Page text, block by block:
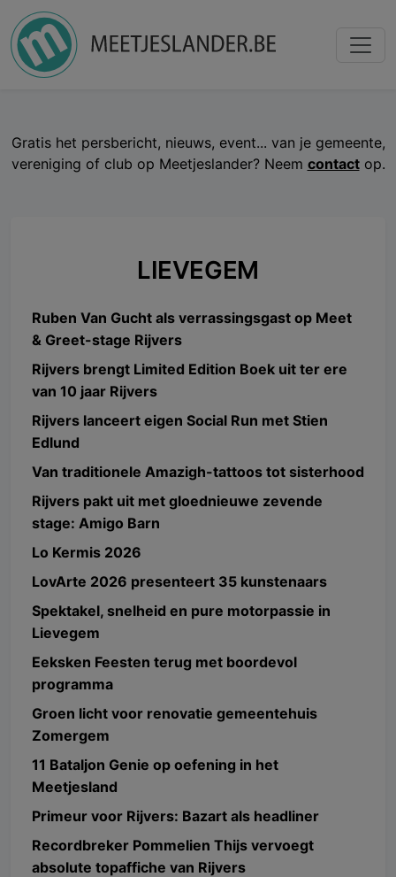
Gratis het persbericht, nieuws, event... van je gemeente,
vereniging of club op Meetjeslander? Neem contactop.
LIEVEGEM
Ruben Van Gucht als verrassingsgast op Meet
& Greet-stage Rijvers
Rijvers brengt Limited Edition Boek uit ter ere
van 10 jaar Rijvers
Rijvers lanceert eigen Social Run met Stien
Edlund
Van traditionele Amazigh-tattoos tot sisterhood
Rijvers pakt uit met gloednieuwe zevende
stage: Amigo Barn
Lo Kermis 2026
LovArte 2026 presenteert 35 kunstenaars
Spektakel, snelheid en pure motorpassie in
Lievegem
Eeksken Feesten terug met boordevol
programma
Groen licht voor renovatie gemeentehuis
Zomergem
11 Bataljon Genie op oefening in het
Meetjesland
Primeur voor Rijvers: Bazart als headliner
Recordbreker Pommelien Thijs vervoegt
absolute topaffiche van Rijvers